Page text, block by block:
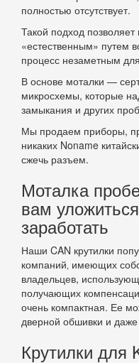
полностью отсутствует.
Такой подход
«естественным» путем
процесс незаметным
В основе моталки —
микросхемы, которые
замыкания и других
Мы продаем приборы,
никаких Noname
сжечь разъем.
Моталка
вам
заработать
Наши CAN крутилки
компаний‚ имеющих
владельцев,
получающих
очень компактная. Ее
дверной обшивки и
Крутилки для